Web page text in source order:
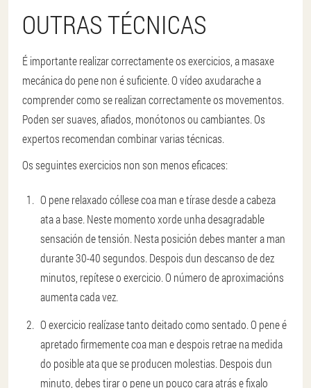
OUTRAS TÉCNICAS
É importante realizar correctamente os exercicios, a masaxe
mecánica do pene non é suficiente. O vídeo axudarache a
comprender como se realizan correctamente os movementos.
Poden ser suaves, afiados, monótonos ou cambiantes. Os
expertos recomendan combinar varias técnicas.
Os seguintes exercicios non son menos eficaces:
O pene relaxado cóllese coa man e tírase desde a cabeza
ata a base. Neste momento xorde unha desagradable
sensación de tensión. Nesta posición debes manter a man
durante 30-40 segundos. Despois dun descanso de dez
minutos, repítese o exercicio. O número de aproximacións
aumenta cada vez.
O exercicio realízase tanto deitado como sentado. O pene é
apretado firmemente coa man e despois retrae na medida
do posible ata que se producen molestias. Despois dun
minuto, debes tirar o pene un pouco cara atrás e fixalo